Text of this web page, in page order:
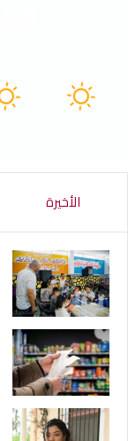
الأخيرة